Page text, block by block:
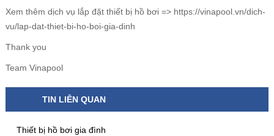
Xem thêm dịch vụ lắp đặt thiết bị hồ bơi => https://vinapool.vn/dich-
vu/lap-dat-thiet-bi-ho-boi-gia-dinh
Thank you
Team Vinapool
TIN LIÊN QUAN
Thiết bị hồ bơi gia đình